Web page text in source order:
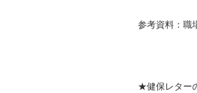
参考資料：職
★健保レター